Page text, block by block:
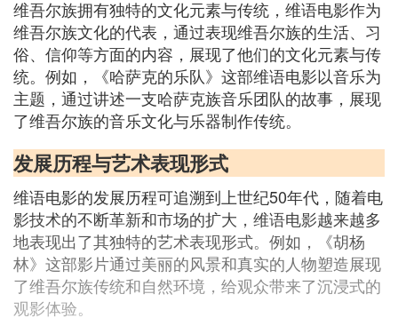
维吾尔族拥有独特的文化元素与传统，维语电影作为
维吾尔族文化的代表，通过表现维吾尔族的生活、习
俗、信仰等方面的内容，展现了他们的文化元素与传
统。例如，《哈萨克的乐队》这部维语电影以音乐为
主题，通过讲述一支哈萨克族音乐团队的故事，展现
了维吾尔族的音乐文化与乐器制作传统。
发展历程与艺术表现形式
维语电影的发展历程可追溯到上世纪50年代，随着电
影技术的不断革新和市场的扩大，维语电影越来越多
地表现出了其独特的艺术表现形式。例如，《胡杨
林》这部影片通过美丽的风景和真实的人物塑造展现
了维吾尔族传统和自然环境，给观众带来了沉浸式的
观影体验。